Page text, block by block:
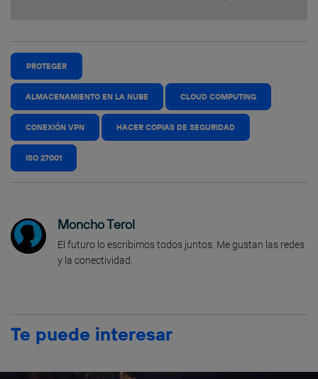
PROTEGER
ALMACENAMIENTO EN LA NUBE CLOUD COMPUTING
CONEXIÓN VPN HACER COPIAS DE SEGURIDAD
ISO 27001
Moncho Terol
El futuro lo escribimos todos juntos. Me gustan las redes
y la conectividad.
Te puede interesar